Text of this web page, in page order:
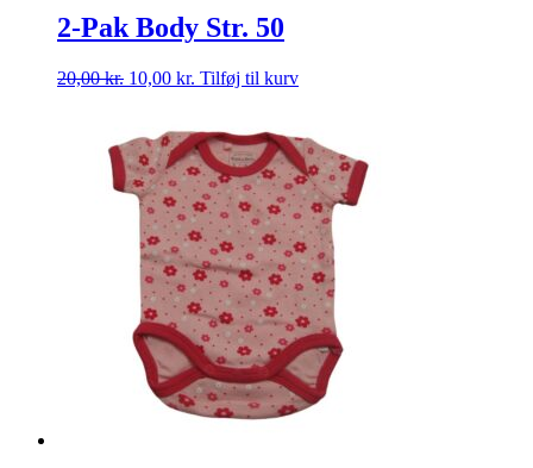
2-Pak Body Str. 50
20,00kr. Den
var:
20,00 kr..
10,00 kr. Den
er:
10,00 kr..
Tilføj til kurv